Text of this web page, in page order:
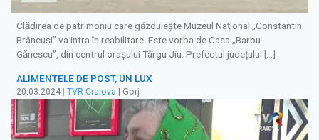
Clădirea de patrimoniu care găzduiește Muzeul Național „Constantin
Brâncuși” va intra în reabilitare. Este vorba de Casa „Barbu
Gănescu”, din centrul orașului Târgu Jiu. Prefectul județului […]
ALIMENTELE DE POST, UN LUX
20.03.2024 TVR Craiova | Gorj